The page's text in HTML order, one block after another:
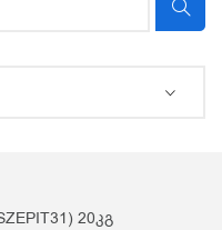
20კგ